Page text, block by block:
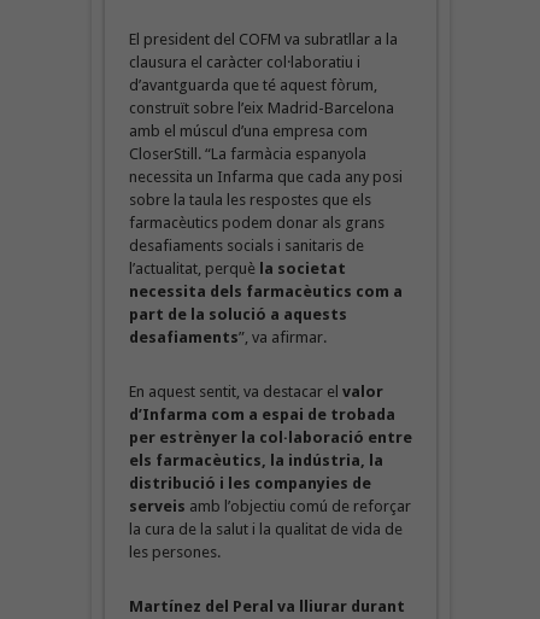
El president del COFM va subratllar a la
clausura el caràcter col·laboratiu i
d’avantguarda que té aquest fòrum,
construït sobre l’eix Madrid-Barcelona
amb el múscul d’una empresa com
CloserStill. “La farmàcia espanyola
necessita un Infarma que cada any posi
sobre la taula les respostes que els
farmacèutics podem donar als grans
desafiaments socials i sanitaris de
l’actualitat, perquè la societat
necessita dels farmacèutics com a
part de la solució a aquests
desafiaments”, va afirmar.
En aquest sentit, va destacar el valor
d’Infarma com a espai de trobada
per estrènyer la col·laboració entre
els farmacèutics, la indústria, la
distribució i les companyies de
serveis amb l’objectiu comú de reforçar
la cura de la salut i la qualitat de vida de
les persones.
Martínez del Peral va lliurar durant